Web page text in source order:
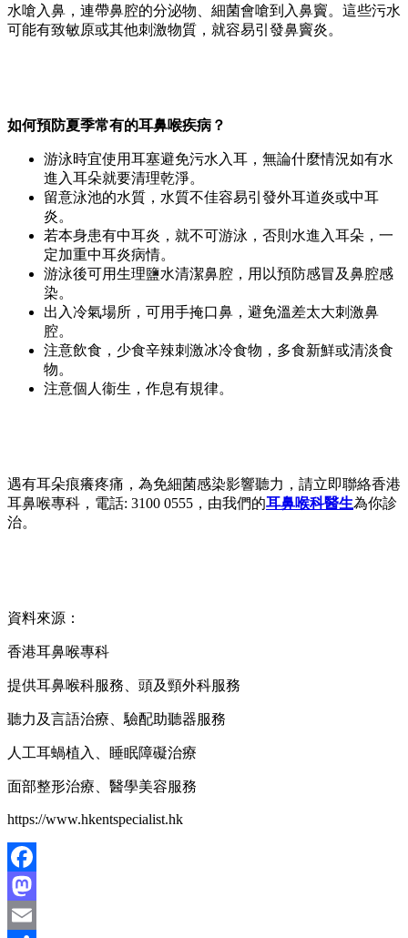
水嗆入鼻，連帶鼻腔的分泌物、細菌會嗆到入鼻竇。這些污水
可能有致敏原或其他刺激物質，就容易引發鼻竇炎。
如何預防夏季常有的耳鼻喉疾病？
游泳時宜使用耳塞避免污水入耳，無論什麼情況如有水
進入耳朵就要清理乾淨。
留意泳池的水質，水質不佳容易引發外耳道炎或中耳
炎。
若本身患有中耳炎，就不可游泳，否則水進入耳朵，一
定加重中耳炎病情。
游泳後可用生理鹽水清潔鼻腔，用以預防感冒及鼻腔感
染。
出入冷氣場所，可用手掩口鼻，避免溫差太大刺激鼻
腔。
注意飲食，少食辛辣刺激冰冷食物，多食新鮮或清淡食
物。
注意個人衞生，作息有規律。
遇有耳朵痕癢疼痛，為免細菌感染影響聽力，請立即聯絡香港
耳鼻喉專科，電話: 3100 0555，由我們的耳鼻喉科醫生為你診
治。
資料來源：
香港耳鼻喉專科
提供耳鼻喉科服務、頭及頸外科服務
聽力及言語治療、驗配助聽器服務
人工耳蝸植入、睡眠障礙治療
面部整形治療、醫學美容服務
https://www.hkentspecialist.hk
Facebook
Mastodon